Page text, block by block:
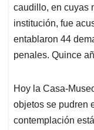
caudillo, en cuyas
institución, fue
entablaron 44
penales. Quince
Hoy la Casa-
objetos se pudren
contemplación